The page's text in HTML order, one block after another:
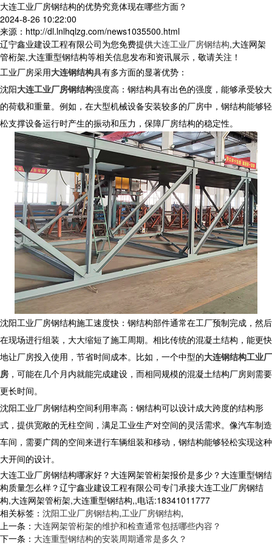
大连工业厂房钢结构的优势究竟体现在哪些方面？
2024-8-26 10:22:00
来源：http://dl.lnlhqlzg.com/news1035500.html
辽宁鑫业建设工程有限公司为您免费提供大连工业厂房钢结构,大连网架
管桁架,大连重型钢结构等相关信息发布和资讯展示，敬请关注！
工业厂房采用大连钢结构具有多方面的显著优势：
沈阳大连工业厂房钢结构强度高：钢结构具有出色的强度，能够承受较大
的荷载和重量。例如，在大型机械设备安装较多的厂房中，钢结构能够轻
松支撑设备运行时产生的振动和压力，保障厂房结构的稳定性。
沈阳工业厂房钢结构施工速度快：钢结构部件通常在工厂预制完成，然后
在现场进行组装，大大缩短了施工周期。相比传统的混凝土结构，能更快
地让厂房投入使用，节省时间成本。比如，一个中型的大连钢结构工业厂
房 ，可能在几个月内就能完成建设，而相同规模的混凝土结构厂房则需要
更长时间。
沈阳工业厂房钢结构空间利用率高：钢结构可以设计成大跨度的结构形
式，提供宽敞的无柱空间，满足工业生产对空间的灵活需求。像汽车制造
车间，需要广阔的空间来进行车辆组装和移动，钢结构能够轻松实现这种
大开间的设计。
大连工业厂房钢结构哪家好？大连网架管桁架报价是多少？大连重型钢结
构质量怎么样？辽宁鑫业建设工程有限公司专门承接大连工业厂房钢结
构,大连网架管桁架,大连重型钢结构,,电话:18341011777
相关标签： 沈阳工业厂房钢结构,工业厂房钢结构,
上一条： 大连网架管桁架的维护和检查通常包括哪些内容？
下一条： 大连重型钢结构的安装周期通常是多久？